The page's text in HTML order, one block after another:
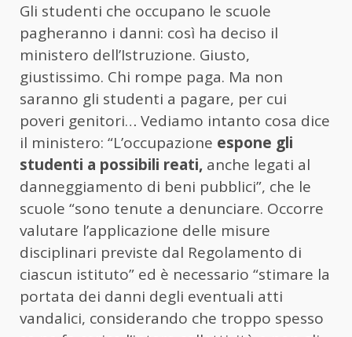
Gli studenti che occupano le scuole
pagheranno i danni: così ha deciso il
ministero dell’Istruzione. Giusto,
giustissimo. Chi rompe paga. Ma non
saranno gli studenti a pagare, per cui
poveri genitori… Vediamo intanto cosa dice
il ministero: “L’occupazione espone gli
studenti a possibili reati, anche legati al
danneggiamento di beni pubblici”, che le
scuole “sono tenute a denunciare. Occorre
valutare l’applicazione delle misure
disciplinari previste dal Regolamento di
ciascun istituto” ed è necessario “stimare la
portata dei danni degli eventuali atti
vandalici, considerando che troppo spesso